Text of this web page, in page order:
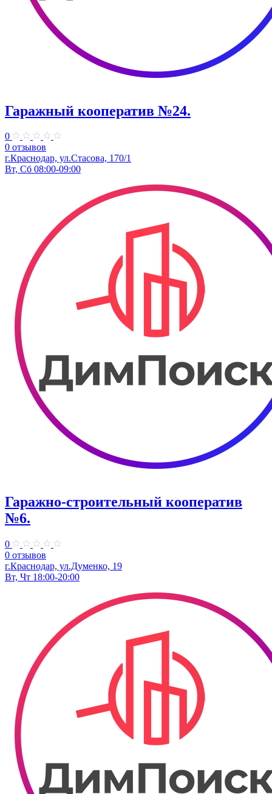
Гаражный кооператив №24.
0
0 отзывов
г.Краснодар, ул.Стасова, 170/1
Вт, Сб 08:00-09:00
Гаражно-строительный кооператив
№6.
0
0 отзывов
г.Краснодар, ул.Думенко, 19
Вт, Чт 18:00-20:00